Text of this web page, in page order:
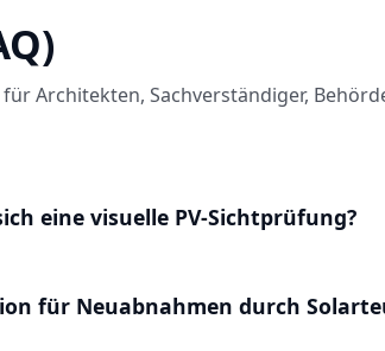
Architekten, Sachverständiger,
eine visuelle PV-Sichtprüfung?
für Neuabnahmen durch